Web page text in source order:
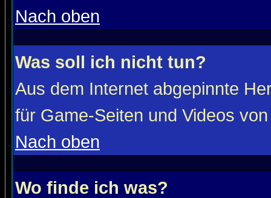
Nach oben
Was soll ich nicht tun?
Aus dem Internet abgepinnte
für Game-Seiten und Videos
Nach oben
Wo finde ich was?